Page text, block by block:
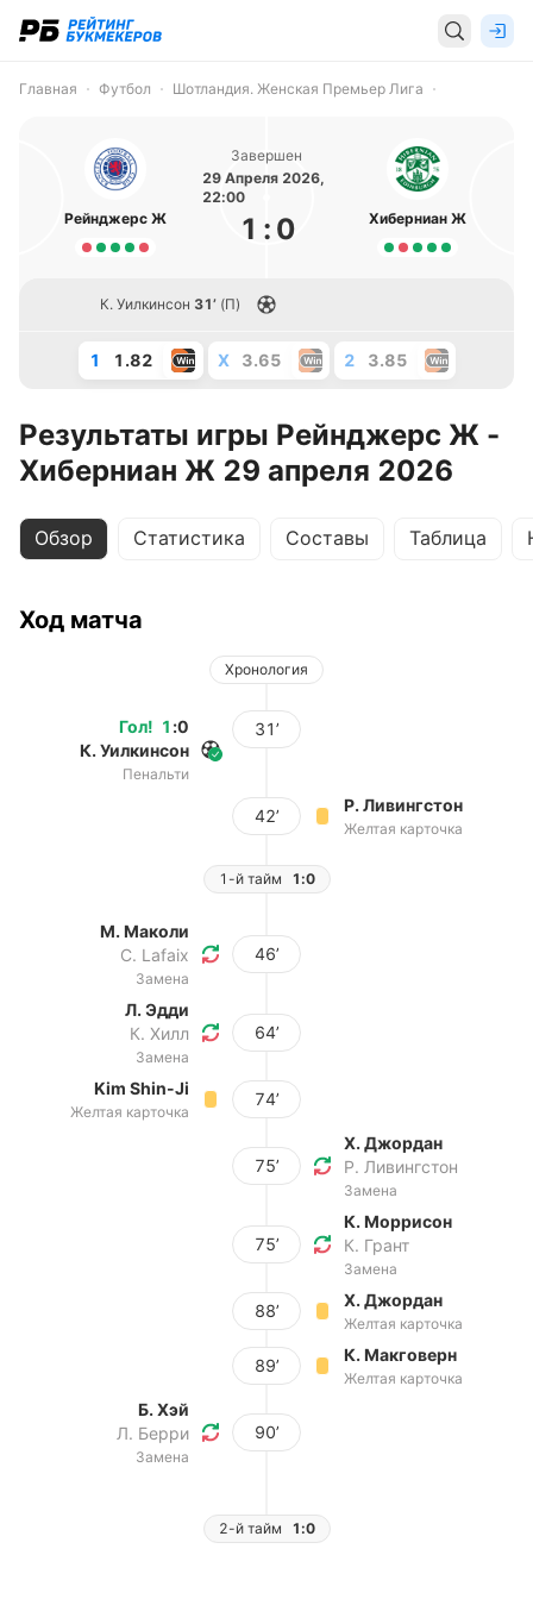
Главная Футбол Шотландия. Женская Премьер Лига
Рейнджерс Ж
Завершен
29 Апреля 2026,
22:00
1 : 0 Хиберниан Ж
К. Уилкинсон 31’ (П)
1 1.82 X 3.65 2 3.85
Результаты игры Рейнджерс Ж -
Хиберниан Ж 29 апреля 2026
Обзор Статистика Составы Таблица
Ход матча
Хронология
Гол! 1 :0
К. Уилкинсон
Пенальти
31’
42’
Р. Ливингстон
Желтая карточка
1-й тайм 1:0
М. Маколи
C. Lafaix
Замена
46’
Л. Эдди
К. Хилл
Замена
64’
Kim Shin-Ji
Желтая карточка
74’
75’
Х. Джордан
Р. Ливингстон
Замена
75’
К. Моррисон
К. Грант
Замена
88’
Х. Джордан
Желтая карточка
89’
К. Макговерн
Желтая карточка
Б. Хэй
Л. Берри
Замена
90’
2-й тайм 1:0